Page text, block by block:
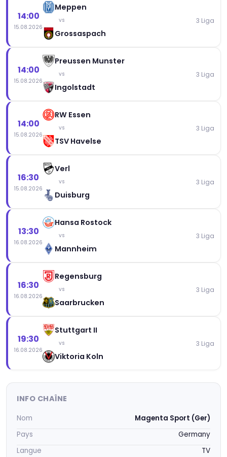
14:00
15.08.2026
Meppen
vs
Grossaspach
3 Liga
14:00
15.08.2026
Preussen Munster
vs
Ingolstadt
3 Liga
14:00
15.08.2026
RW Essen
vs
TSV Havelse
3 Liga
16:30
15.08.2026
Verl
vs
Duisburg
3 Liga
13:30
16.08.2026
Hansa Rostock
vs
Mannheim
3 Liga
16:30
16.08.2026
Regensburg
vs
Saarbrucken
3 Liga
19:30
16.08.2026
Stuttgart II
vs
Viktoria Koln
3 Liga
INFO CHAÎNE
Nom
Magenta Sport (Ger)
Pays
Germany
Langue
TV